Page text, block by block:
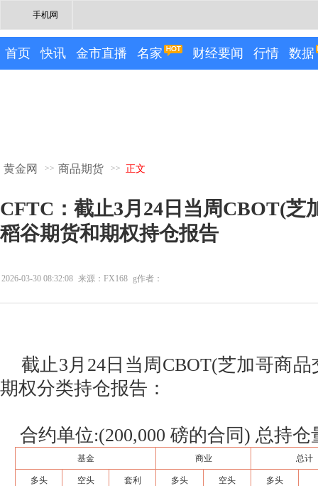
手机网
首页 快讯 金市直播 名家 财经要闻 行情 数据
黄金网 >> 商品期货 >> 正文
CFTC：截止3月24日当周CBOT(芝
稻谷期货和期权持仓报告
2026-03-30 08:32:08 来源：FX168 g作者：
截止3月24日当周CBOT(芝加哥商品
期权分类持仓报告：
合约单位:(200,000 磅的合同) 总持仓
基金 商业 总计
多头 空头 套利 多头 空头 多头